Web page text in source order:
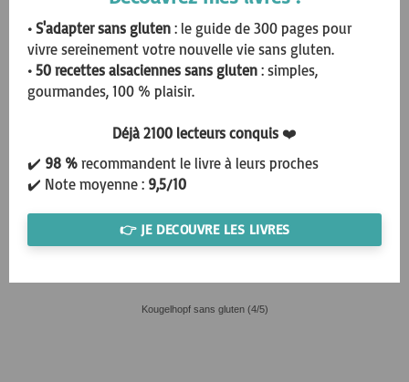
Endives au thon sans gluten sans lactose (1/5)
Kougelhopf sans gluten (4/5)
• S'adapter sans gluten : le guide de 300 pages pour
vivre sereinement votre nouvelle vie sans gluten.
• 50 recettes alsaciennes sans gluten : simples,
gourmandes, 100 % plaisir.
Déjà 2100 lecteurs conquis ❤️
✔️ 98 % recommandent le livre à leurs proches
✔️ Note moyenne : 9,5/10
👉 JE DECOUVRE LES LIVRES